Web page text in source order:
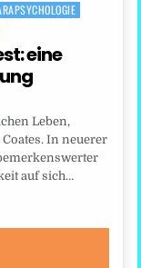
eine
Leben,
In neuerer
auf sich…